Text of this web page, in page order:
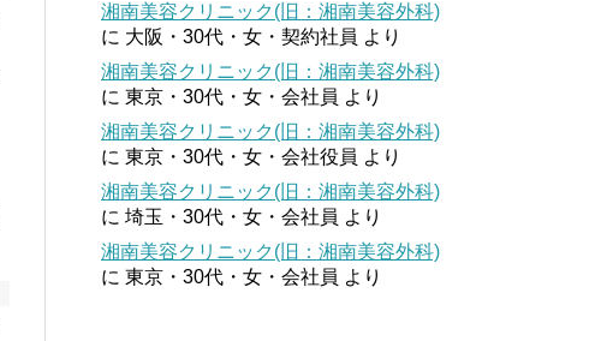
湘南美容クリニック(旧：湘南美容外科)
に 大阪・30代・女・契約社員 より
湘南美容クリニック(旧：湘南美容外科)
に 東京・30代・女・会社員 より
湘南美容クリニック(旧：湘南美容外科)
に 東京・30代・女・会社役員 より
湘南美容クリニック(旧：湘南美容外科)
に 埼玉・30代・女・会社員 より
湘南美容クリニック(旧：湘南美容外科)
に 東京・30代・女・会社員 より